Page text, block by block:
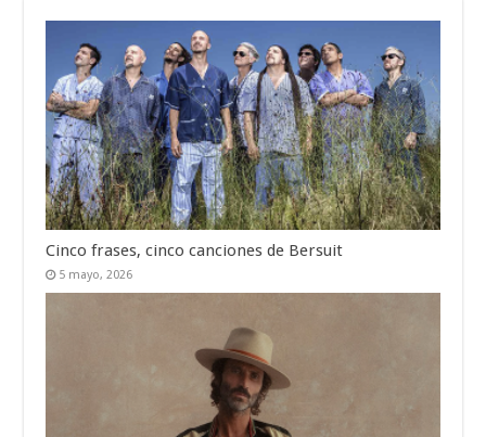
Cinco frases, cinco canciones de Bersuit
5 mayo, 2026